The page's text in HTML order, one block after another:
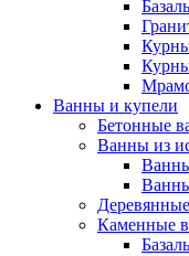
Ванны и купели
Бетонные
Ванны из
Каменные